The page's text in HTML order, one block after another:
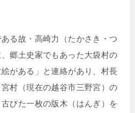
る故・高崎力（たかさき・つ
郷土史家でもあった大袋村の
がある」と連絡があり、村長
村（現在の越谷市三野宮）の
びた一枚の版木（はんぎ）を